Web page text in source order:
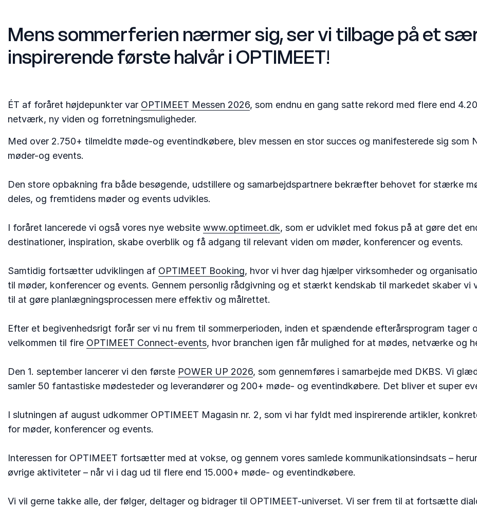
Mens sommerferien nærmer sig, ser vi tilbage på et
inspirerende første halvår i OPTIMEET!
ÉT af foråret højdepunkter var OPTIMEET Messen 2026, som endnu en gang satte rekord med flere end
netværk, ny viden og forretningsmuligheder.
Med over 2.750+ tilmeldte møde-og eventindkøbere, blev messen en stor succes og manifesterede sig som
møder-og events.
Den store opbakning fra både besøgende, udstillere og samarbejdspartnere bekræfter behovet for stærke
deles, og fremtidens møder og events udvikles.
I foråret lancerede vi også vores nye website www.optimeet.dk, som er udviklet med fokus på at gøre det
destinationer, inspiration, skabe overblik og få adgang til relevant viden om møder, konferencer og events.
Samtidig fortsætter udviklingen af OPTIMEET Booking, hvor vi hver dag hjælper virksomheder og
til møder, konferencer og events. Gennem personlig rådgivning og et stærkt kendskab til markedet skaber
til at gøre planlægningsprocessen mere effektiv og målrettet.
Efter et begivenhedsrigt forår ser vi nu frem til sommerperioden, inden et spændende efterårsprogram
velkommen til fire OPTIMEET Connect-events, hvor branchen igen får mulighed for at mødes, netværke og
Den 1. september lancerer vi den første POWER UP 2026, som gennemføres i samarbejde med DKBS. Vi
samler 50 fantastiske mødesteder og leverandører og 200+ møde- og eventindkøbere. Det bliver et super
I slutningen af august udkommer OPTIMEET Magasin nr. 2, som vi har fyldt med inspirerende artikler,
for møder, konferencer og events.
Interessen for OPTIMEET fortsætter med at vokse, og gennem vores samlede kommunikationsindsats –
øvrige aktiviteter – når vi i dag ud til flere end 15.000+ møde- og eventindkøbere.
Vi vil gerne takke alle, der følger, deltager og bidrager til OPTIMEET-universet. Vi ser frem til at fortsætte